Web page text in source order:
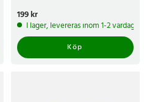
Pris:199 kr
199 kr
I lager, levereras inom 1-2 vardagar
Köp